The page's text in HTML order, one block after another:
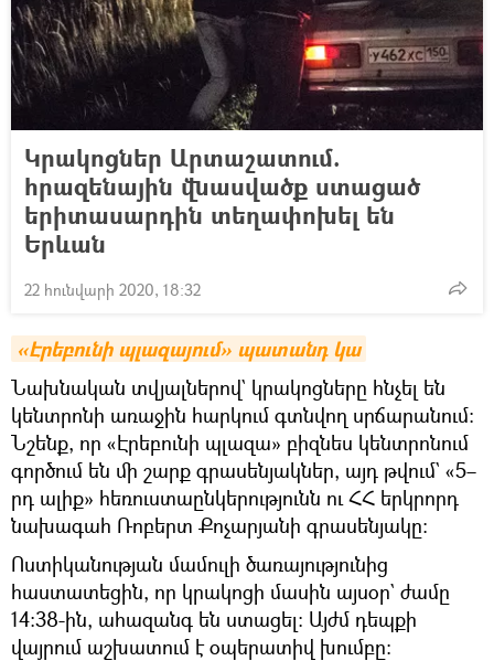
Կրակոցներ Արտաշատում.
հրազենային վնասվածք ստացած
երիտասարդին տեղափոխել են
Երևան
22 հունվարի 2020, 18:32
«Էրեբունի պլազայում» պատանդ կա
Նախնական տվյալներով` կրակոցները հնչել են
կենտրոնի առաջին հարկում գտնվող սրճարանում։
Նշենք, որ «Էրեբունի պլազա» բիզնես կենտրոնում
գործում են մի շարք գրասենյակներ, այդ թվում` «5–
րդ ալիք» հեռուստաընկերությունն ու ՀՀ երկրորդ
նախագահ Ռոբերտ Քոչարյանի գրասենյակը։
Ոստիկանության մամուլի ծառայությունից
հաստատեցին, որ կրակոցի մասին այսօր` ժամը
14:38-ին, ահազանգ են ստացել։ Այժմ դեպքի
վայրում աշխատում է օպերատիվ խումբը։